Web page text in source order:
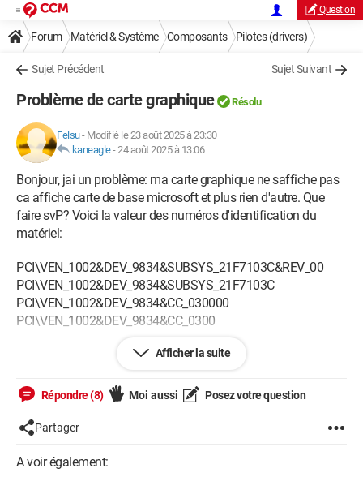
Question
Forum Matériel & Système Composants Pilotes (drivers)
Sujet Précédent Sujet Suivant
Problème de carte graphique Résolu
Felsu- Modifié le 23 août 2025 à 23:30
kaneagle-24 août 2025 à 13:06
Bonjour, jai un problème: ma carte graphique ne saffiche pas
ca affiche carte de base microsoft et plus rien d'autre. Que
faire svP? Voici la valeur des numéros d'identification du
matériel:
PCI\VEN_1002&DEV_9834&SUBSYS_21F7103C&REV_00
PCI\VEN_1002&DEV_9834&SUBSYS_21F7103C
PCI\VEN_1002&DEV_9834&CC_030000
PCI\VEN_1002&DEV_9834&CC_0300
Windows / Chrome 72.0.3626.81
Afficher la suite
Répondre (8) Moi aussi Posez votre question
Partager
A voir également: